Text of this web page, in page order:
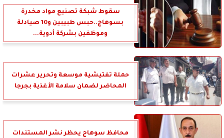
سقوط شبكة تصنيع مواد مخدرة
بسوهاج..حبس طبيبين و10 صيادلة
وموظفين بشركة أدوية...
حملة تفتيشية موسعة وتحرير عشرات
المحاضر لضمان سلامة الأغذية بجرجا
محافظ سوهاج يحظر نشر المستندات